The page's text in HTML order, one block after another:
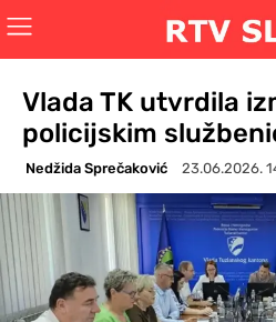
Vlada TK utvrdila
policijskim
Nedžida Sprečaković 23.06.2026.